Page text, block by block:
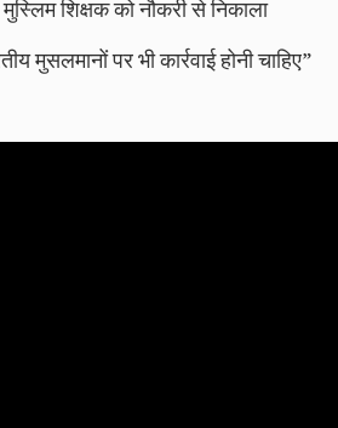
शिक्षक को नौकरी से निकाला
मुसलमानों पर भी कार्रवाई होनी चाहिए”